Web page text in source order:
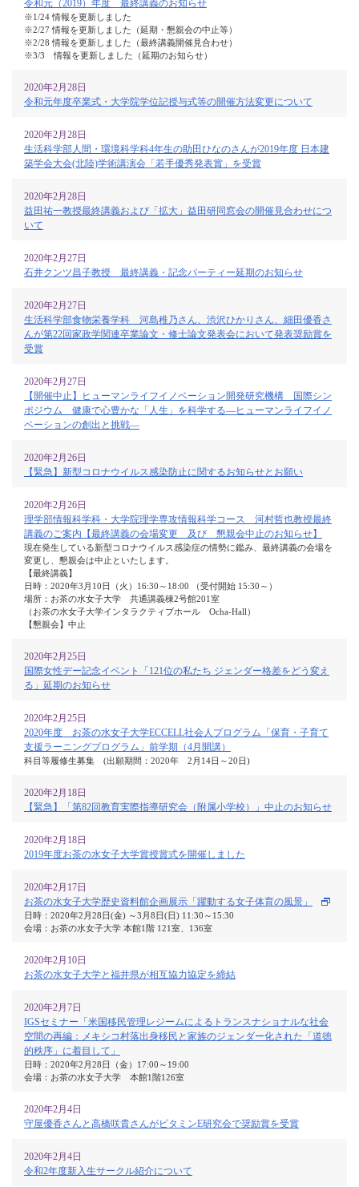
令和元（2019）年度 最終講義のお知らせ
※1/24 情報を更新しました
※2/27 情報を更新しました（延期・懇親会の中止等）
※2/28 情報を更新しました（最終講義開催見合わせ）
※3/3 情報を更新しました（延期のお知らせ）
2020年2月28日
令和元年度卒業式・大学院学位記授与式等の開催方法変更について
2020年2月28日
生活科学部人間・環境科学科4年生の助田ひなのさんが2019年度 日本建
築学会大会(北陸)学術講演会「若手優秀発表賞」を受賞
2020年2月28日
益田祐一教授最終講義および「拡大」益田研同窓会の開催見合わせにつ
いて
2020年2月27日
石井クンツ昌子教授 最終講義・記念パーティー延期のお知らせ
2020年2月27日
生活科学部食物栄養学科 河島稚乃さん、渋沢ひかりさん、細田優香さ
んが第22回家政学関連卒業論文・修士論文発表会において発表奨励賞を
受賞
2020年2月27日
【開催中止】ヒューマンライフイノベーション開発研究機構 国際シン
ポジウム 健康で心豊かな「人生」を科学する―ヒューマンライフイノ
ベーションの創出と挑戦―
2020年2月26日
【緊急】新型コロナウイルス感染防止に関するお知らせとお願い
2020年2月26日
理学部情報科学科・大学院理学専攻情報科学コース 河村哲也教授最終
講義のご案内【最終講義の会場変更 及び 懇親会中止のお知らせ】
現在発生している新型コロナウイルス感染症の情勢に鑑み、最終講義の会場を
変更し、懇親会は中止といたします。
【最終講義】
日時：2020年3月10日（火）16:30～18:00 （受付開始 15:30～）
場所：お茶の水女子大学 共通講義棟2号館201室
（お茶の水女子大学インタラクティブホール Ocha-Hall）
【懇親会】中止
2020年2月25日
国際女性デー記念イベント「121位の私たち ジェンダー格差をどう変え
る」延期のお知らせ
2020年2月25日
2020年度 お茶の水女子大学ECCELL社会人プログラム「保育・子育て
支援ラーニングプログラム」前学期（4月開講）
科目等履修生募集 (出願期間：2020年 2月14日～20日)
2020年2月18日
【緊急】「第82回教育実際指導研究会（附属小学校）」中止のお知らせ
2020年2月18日
2019年度お茶の水女子大学賞授賞式を開催しました
2020年2月17日
お茶の水女子大学歴史資料館企画展示「躍動する女子体育の風景」
日時：2020年2月28日(金) ～3月8日(日) 11:30～15:30
会場：お茶の水女子大学 本館1階 121室、136室
2020年2月10日
お茶の水女子大学と福井県が相互協力協定を締結
2020年2月7日
IGSセミナー「米国移民管理レジームによるトランスナショナルな社会
空間の再編：メキシコ村落出身移民と家族のジェンダー化された「道徳
的秩序」に着目して」
日時：2020年2月28日（金）17:00～19:00
会場：お茶の水女子大学 本館1階126室
2020年2月4日
守屋優香さんと高橋咲貴さんがビタミンE研究会で奨励賞を受賞
2020年2月4日
令和2年度新入生サークル紹介について